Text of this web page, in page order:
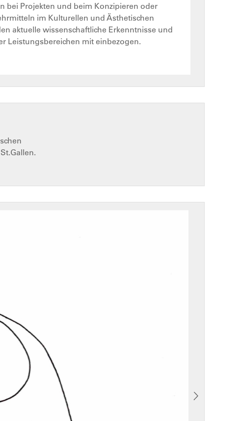
bei Projekten und beim Konzipieren oder
im Kulturellen und Ästhetischen
aktuelle wissenschaftliche Erkenntnisse und
Leistungsbereichen mit einbezogen.